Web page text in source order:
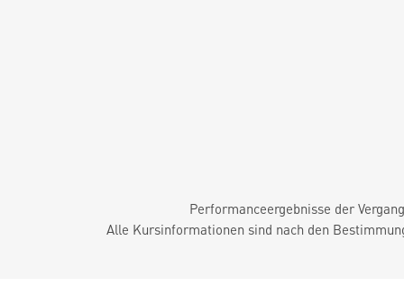
Performanceergebnisse der
Alle Kursinformationen sind nach den